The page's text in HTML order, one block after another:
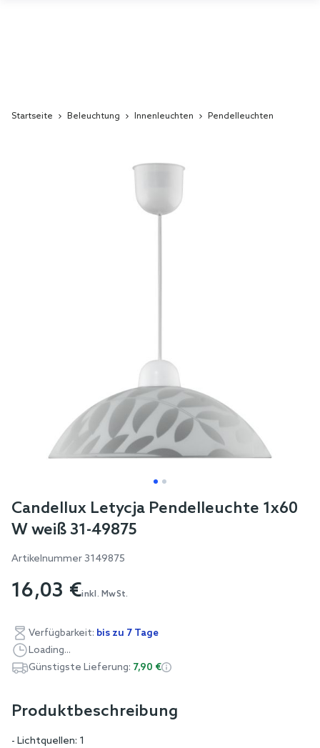
Startseite Beleuchtung Innenleuchten Pendelleuchten
Skip
to
beginning
the
gallery
Candellux Letycja Pendelleuchte 1x60
W weiß 31-49875
Artikelnummer3149875
16,03 €inkl. MwSt.
Verfügbarkeit: bis zu 7 Tage
Loading...
Günstigste Lieferung: 7,90 €
Produktbeschreibung
- Lichtquellen: 1